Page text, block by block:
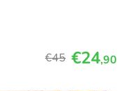
€45 €24,90